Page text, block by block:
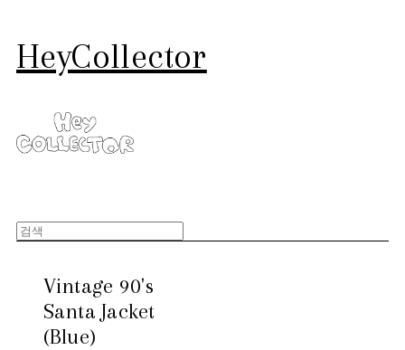
HeyCollector
Vintage 90's
Santa Jacket
(Blue)